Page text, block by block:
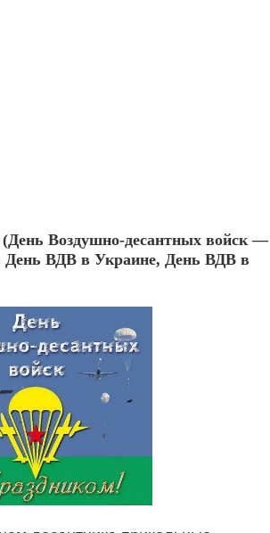
Воздушно-десантных войск —
День ВДВв Украине, День ВДВв